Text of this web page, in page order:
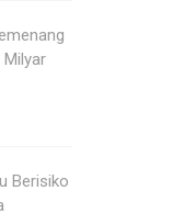
Berisiko